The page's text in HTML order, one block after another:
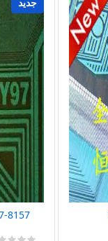
8157-RCY97